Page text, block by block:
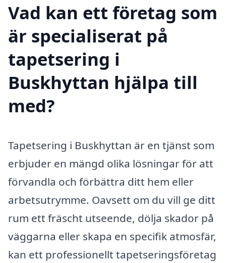
Vad kan ett företag som
är specialiserat på
tapetsering i
Buskhyttan hjälpa till
med?
Tapetsering i Buskhyttan är en tjänst som
erbjuder en mängd olika lösningar för att
förvandla och förbättra ditt hem eller
arbetsutrymme. Oavsett om du vill ge ditt
rum ett fräscht utseende, dölja skador på
väggarna eller skapa en specifik atmosfär,
kan ett professionellt tapetseringsföretag